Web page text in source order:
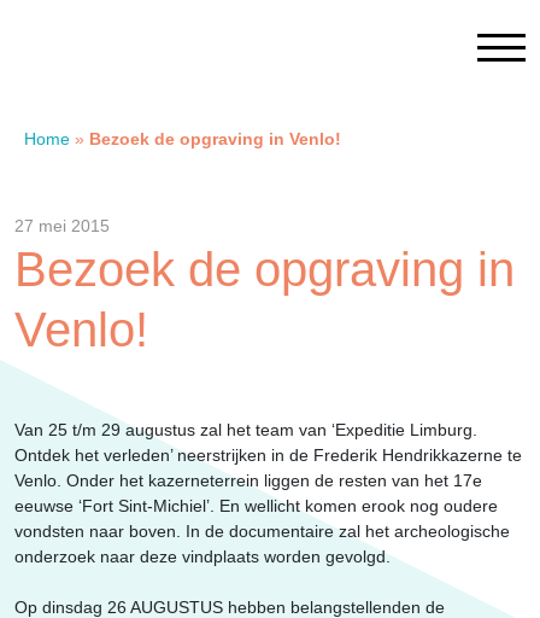
Contact
SAM Limburg
Actueel
Overheid
Erfgoed
Home » Bezoek de opgraving in Venlo!
27 mei 2015
Bezoek de opgraving in
Venlo!
Van 25 t/m 29 augustus zal het team van ‘Expeditie Limburg.
Ontdek het verleden’ neerstrijken in de Frederik Hendrikkazerne te
Venlo. Onder het kazerneterrein liggen de resten van het 17e
eeuwse ‘Fort Sint-Michiel’. En wellicht komen erook nog oudere
vondsten naar boven. In de documentaire zal het archeologische
onderzoek naar deze vindplaats worden gevolgd.
Op dinsdag 26 AUGUSTUS hebben belangstellenden de